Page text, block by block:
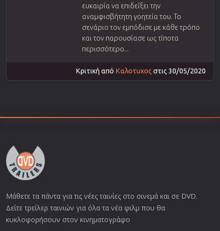
ευκαιρία να επιδείξει την
αναμφισβήτητη γοητεία του. Το
σενάριο τον εμπόδισε με κάθε τρόπο
και τον παρουσίασε ως τίποτα
περισσότερο...
Κριτική από Καλοτυχος στις 30/05/2020
Μάθετε τα πάντα για τις νέες ταινίες στο σινεμά και σε DVD.
Δείτε τρείλερ ταινιών για όλα τα νέα φιλμ που θα
κυκλοφορήσουν στον κινηματογράφο